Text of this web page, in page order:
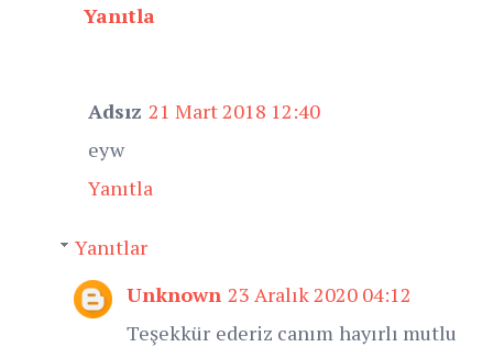
Yanıtla
Adsız 21 Mart 2018 12:40
eyw
Yanıtla
Yanıtlar
Unknown 23 Aralık 2020 04:12
Teşekkür ederiz canım hayırlı mutlu